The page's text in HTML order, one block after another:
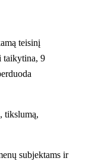
teisinį
taikytina, 9
tikslumą,
subjektams ir